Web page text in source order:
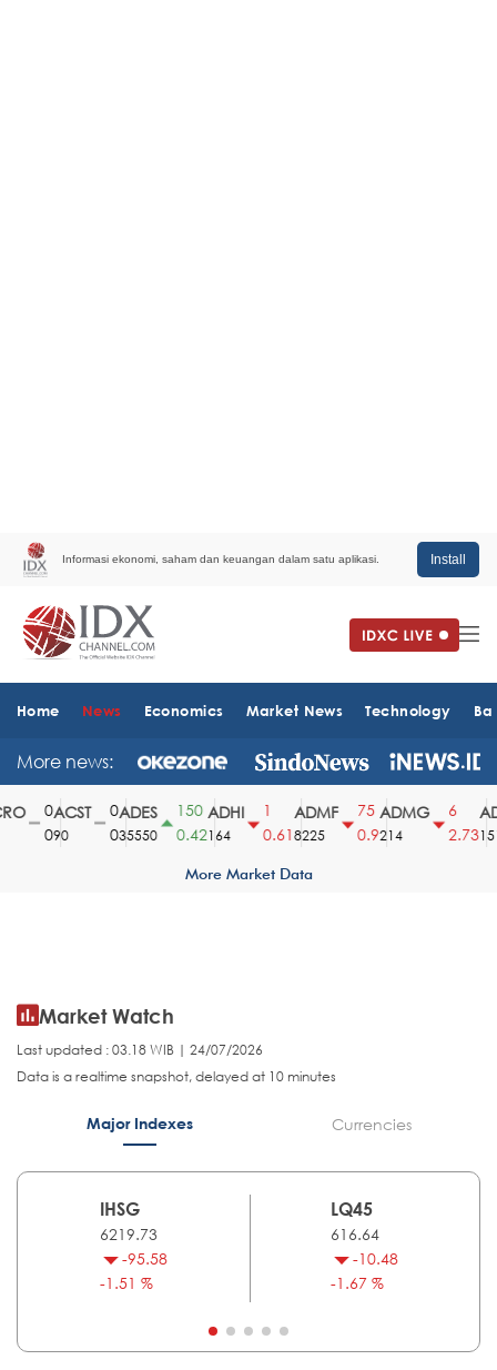
Informasi ekonomi, saham dan keuangan dalam satu aplikasi. Install
Home News Economics Market News Technology
More news:
ACST
90
ADES
35550
150
0.42
ADHI
164
0.61
ADMF
8225
75
0.9
ADMG
214
2.731510
More Market Data
Market Watch
Last updated : 03.18 WIB | 24/07/2026
Data is a realtime snapshot, delayed at 10 minutes
Major Indexes Currencies
IHSG
6219.73
-95.58
-1.51 %
LQ45
616.64
-10.48
-1.67 %